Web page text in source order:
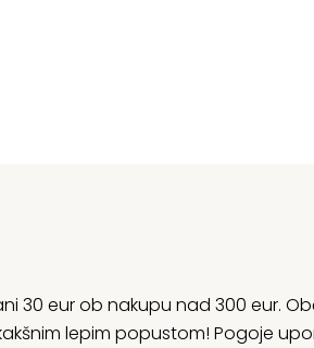
30 eur ob nakupu nad 300 eur.
lepim popustom! Pogoje